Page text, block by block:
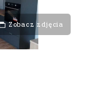
Zobacz zdjęcia